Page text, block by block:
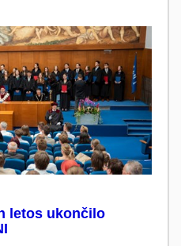
letos ukončilo